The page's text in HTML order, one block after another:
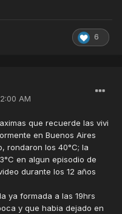
reduzida forte aqui no
curtos, pancadas
mais de 14 dias
as caras, ou muito
mais como antes em
de 2016 e 2017, depois
ano (2022). E não
corredorzinho meia-
6
AM
que recuerde las vivi
en Buenos Aires
rondaron los 40°C; la
en algun episodio de
durante los 12 años
ya formada a las 19hrs
y que habia dejado en